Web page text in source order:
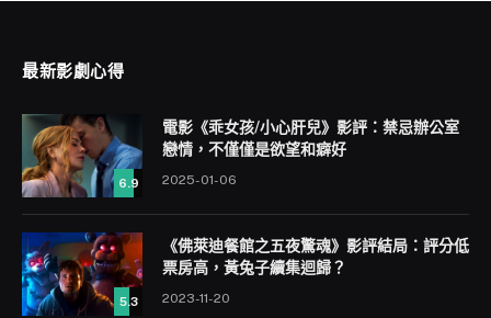
最新影劇心得
6.9
電影《乖女孩/小心肝兒》影評：禁忌辦公室
戀情，不僅僅是欲望和癖好
2025-01-06
5.3
《佛萊迪餐館之五夜驚魂》影評結局：評分低
票房高，黃兔子續集迴歸？
2023-11-20